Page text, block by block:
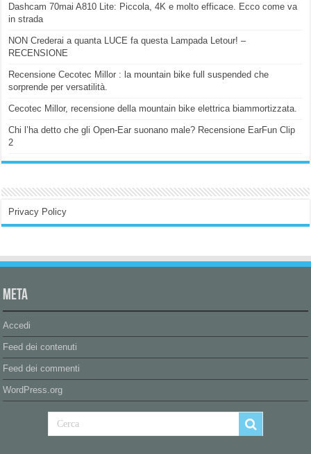
Dashcam 70mai A810 Lite: Piccola, 4K e molto efficace. Ecco come va
in strada
NON Crederai a quanta LUCE fa questa Lampada Letour! –
RECENSIONE
Recensione Cecotec Millor : la mountain bike full suspended che
sorprende per versatilità.
Cecotec Millor, recensione della mountain bike elettrica biammortizzata.
Chi l’ha detto che gli Open-Ear suonano male? Recensione EarFun Clip
2
Privacy Policy
Meta
Accedi
Feed dei contenuti
Feed dei commenti
WordPress.org